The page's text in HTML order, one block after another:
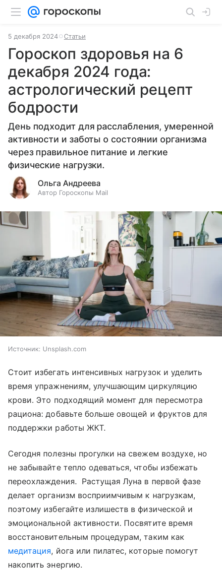
5 декабря 2024 Статьи
Гороскоп здоровья на 6
декабря 2024 года:
астрологический рецепт
бодрости
День подходит для расслабления, умеренной
активности и заботы о состоянии организма
через правильное питание и легкие
физические нагрузки.
Ольга Андреева
Автор Гороскопы Mail
Источник: Unsplash.com
Стоит избегать интенсивных нагрузок и уделить
время упражнениям, улучшающим циркуляцию
крови. Это подходящий момент для пересмотра
рациона: добавьте больше овощей и фруктов для
поддержки работы ЖКТ.
Сегодня полезны прогулки на свежем воздухе, но
не забывайте тепло одеваться, чтобы избежать
переохлаждения. Растущая Луна в первой фазе
делает организм восприимчивым к нагрузкам,
поэтому избегайте излишеств в физической и
эмоциональной активности. Посвятите время
восстановительным процедурам, таким как
медитация, йога или пилатес, которые помогут
накопить энергию.